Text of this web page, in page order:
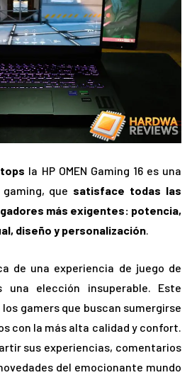
la HP OMEN Gaming 16 es una
que satisface todas las
más exigentes: potencia,
diseño y personalización.
de una experiencia de juego de
elección insuperable. Este
gamers que buscan sumergirse
con la más alta calidad y confort.
sus experiencias, comentarios
del emocionante mundo